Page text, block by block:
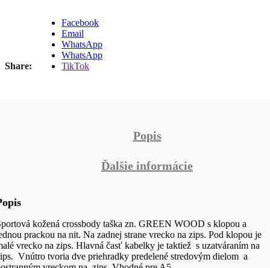
Share
Facebook
Email
WhatsApp
WhatsApp
TikTok
Popis
Ďalšie informácie
kožená crossbody taška zn. GREEN WOOD s klopou a
prackou na nit. Na zadnej strane vrecko na zips. Pod klopou je
vrecko na zips. Hlavná časť kabelky je taktiež s uzatváraním na
Vnútro tvoria dve priehradky predelené stredovým dielom a